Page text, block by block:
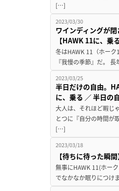
[…]
2023/03/30
ワインディングが
【HAWK 11に、乗
冬はHAWK 11（ホー
『我慢の季節』だ。
2023/03/25
半日だけの自由。
に、乗る ／ 半日の
大人は、それほど暇じ
とつに『自分の時間が
[…]
2023/03/18
【待ちに待った瞬
無事にHAWK 11(ホー
でなかなか眠りにつけ